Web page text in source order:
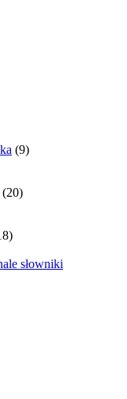
(9)
(20)
słowniki